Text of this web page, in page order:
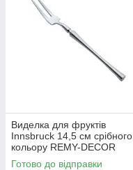
Виделка для фруктів
Innsbruck 14,5 см срібного
кольору REMY-DECOR
Готово до відправки